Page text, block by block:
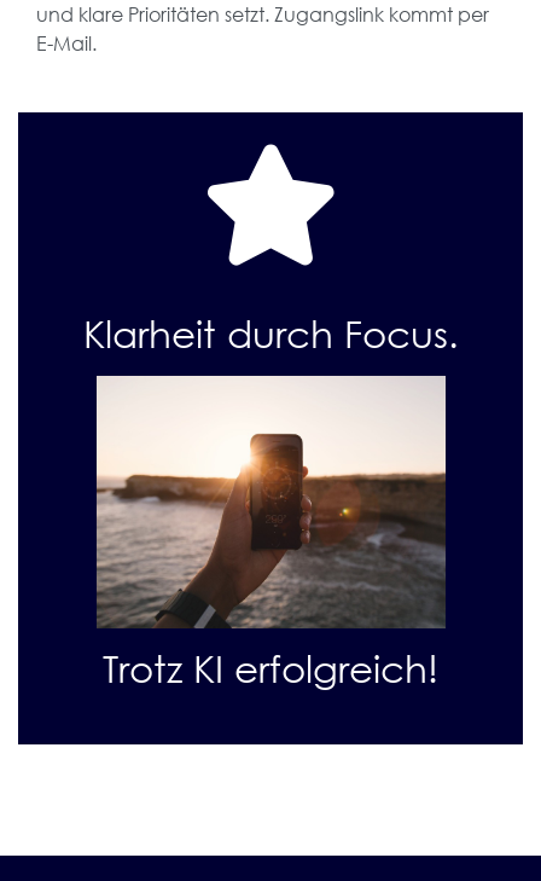
und klare Prioritäten setzt. Zugangslink kommt per
E-Mail.
Klarheit durch Focus.
Trotz KI erfolgreich!